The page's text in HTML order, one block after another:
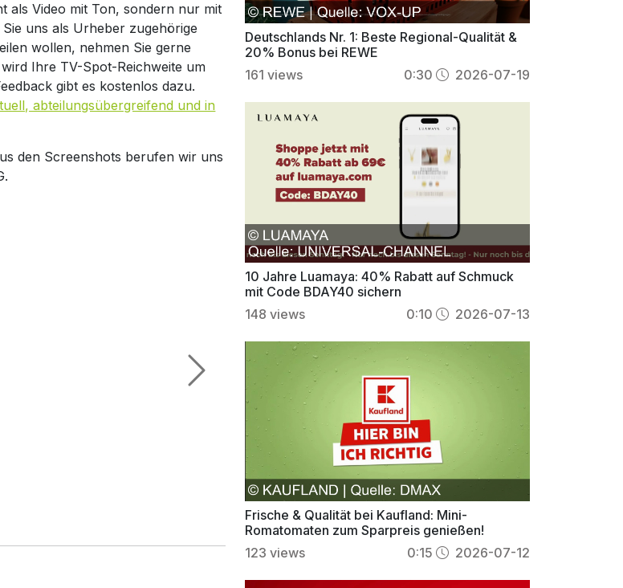
als Video mit Ton, sondern nur mit
uns als Urheber zugehörige
wollen, nehmen Sie gerne
Ihre TV-Spot-Reichweite um
gibt es kostenlos dazu.
abteilungsübergreifend und in
den Screenshots berufen wir uns
Deutschlands Nr. 1: Beste Regional-Qualität &
20% Bonus bei REWE
161 views 0:30 2026-07-19
10 Jahre Luamaya: 40% Rabatt auf Schmuck
mit Code BDAY40 sichern
148 views 0:10 2026-07-13
Frische & Qualität bei Kaufland: Mini-
Romatomaten zum Sparpreis genießen!
123 views 0:15 2026-07-12